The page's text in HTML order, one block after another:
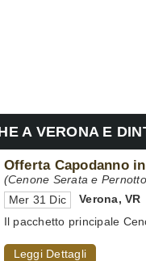
A VERONA E
Offerta Capodanno
(Cenone Serata e
Mer 31 Dic
Verona, VR
Il pacchetto principale
Leggi Dettagli